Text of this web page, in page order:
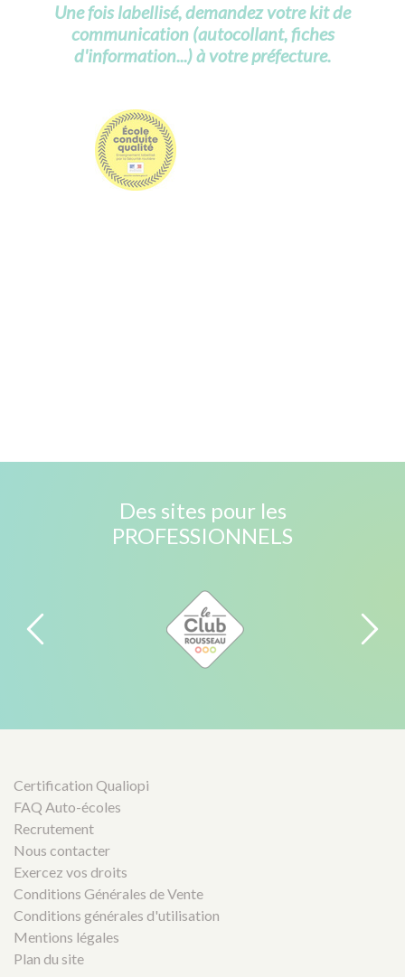
Une fois labellisé, demandez votre kit de
communication (autocollant, fiches
d'information...) à votre préfecture.
Des sites pour les
PROFESSIONNELS
Certification Qualiopi
FAQ Auto-écoles
Recrutement
Nous contacter
Exercez vos droits
Conditions Générales de Vente
Conditions générales d'utilisation
Mentions légales
Plan du site